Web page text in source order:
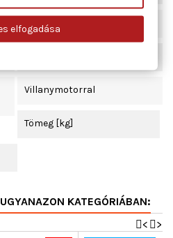
Villanymotorral
Tömeg [kg]
KATEGÓRIÁBAN:
>
<
elfogadása